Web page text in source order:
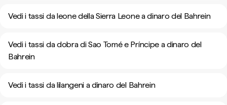
Vedi i tassi da leone della Sierra Leone a dinaro del Bahrein
Vedi i tassi da dobra di Sao Tomé e Príncipe a dinaro del
Bahrein
Vedi i tassi da lilangeni a dinaro del Bahrein